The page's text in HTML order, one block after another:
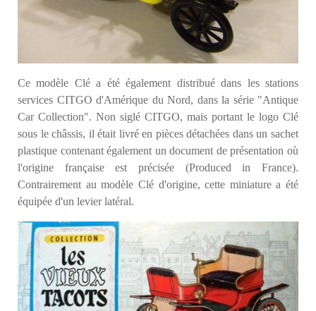
Ce modèle Clé a été également distribuédans les stations
services CITGO d'Amérique du Nord, dans la série "Antique
Car Collection". Non siglé CITGO, mais portant le logo Clé
sous le châssis, il était livré en pièces détachées dans un sachet
plastique contenant également un document de présentation où
l'origine française est précisée (Produced in France).
Contrairement au modèle Clé d'origine, cette miniature a été
équipée d'un levier latéral.